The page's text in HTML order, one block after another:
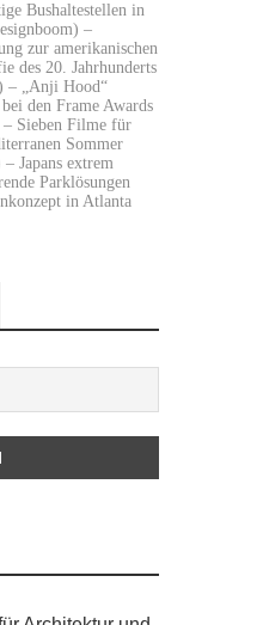
Bushaltestellen in
–
zur amerikanischen
des 20. Jahrhunderts
– „Anji Hood“
den Frame Awards
– Sieben Filme für
Sommer
Japans extrem
Parklösungen
in Atlanta